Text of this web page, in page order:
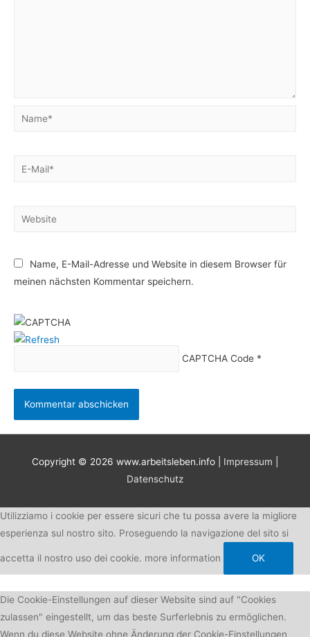
Name*
E-
Website
Name, E-Mail-Adresse und Website in diesem Browser für
meinen nächsten Kommentar speichern.
CAPTCHA Code*
Copyright © 2026 www.arbeitsleben.info Impressum
Datenschutz
Utilizziamo i cookie per essere sicuri che tu possa avere la migliore
esperienza sul nostro sito. Proseguendo la navigazione del sito si
accetta il nostro uso dei cookie. more information OK
Die Cookie-Einstellungen auf dieser Website sind auf "Cookies
zulassen" eingestellt, um das beste Surferlebnis zu ermöglichen.
Wenn du diese Website ohne Änderung der Cookie-Einstellungen